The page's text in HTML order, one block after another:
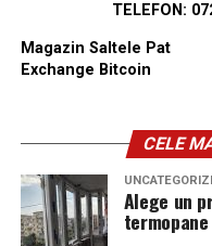
TELEFON:
Magazin Saltele Pat
Exchange Bitcoin
CELE
Alege un